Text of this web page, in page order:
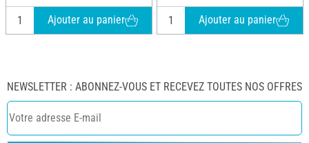
Ajouter au panier Ajouter au panier
NEWSLETTER : ABONNEZ-VOUS ET RECEVEZ TOUTES NOS OFFRES